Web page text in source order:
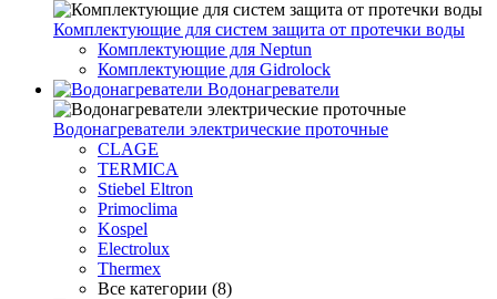
Комплектующие для систем защита от протечки воды
Комплектующие для Neptun
Комплектующие для Gidrolock
Водонагреватели
Водонагреватeли электрические проточные
CLAGE
TERMICA
Stiebel Eltron
Primoclima
Kospel
Electrolux
Thermex
Все категории (8)